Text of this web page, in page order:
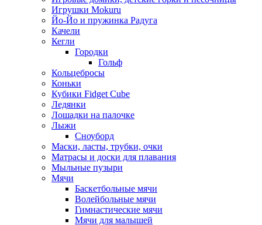
Игрушки Mokuru
Йо-Йо и пружинка Радуга
Качели
Кегли
Городки
Гольф
Кольцебросы
Коньки
Кубики Fidget Cube
Ледянки
Лошадки на палочке
Лыжи
Сноуборд
Маски, ласты, трубки, очки
Матрасы и доски для плавания
Мыльные пузыри
Мячи
Баскетбольные мячи
Волейбольные мячи
Гимнастические мячи
Мячи для малышей